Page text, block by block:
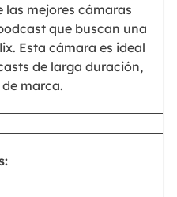
las mejores cámaras
que buscan una
Esta cámara es ideal
de larga duración,
marca.